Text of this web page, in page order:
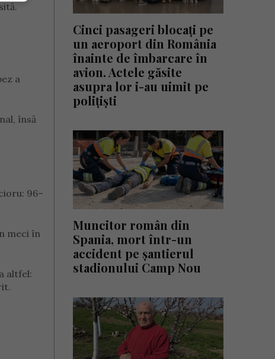
a
însă
96–
meci în
altfel:
Cinci pasageri blocați pe
un aeroport din România
înainte de îmbarcare în
avion. Actele găsite
asupra lor i-au uimit pe
polițiști
Muncitor român din
Spania, mort într-un
accident pe șantierul
stadionului Camp Nou